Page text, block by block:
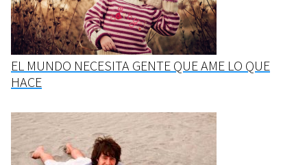
EL MUNDO NECESITA GENTE QUE AME LO QUE
HACE